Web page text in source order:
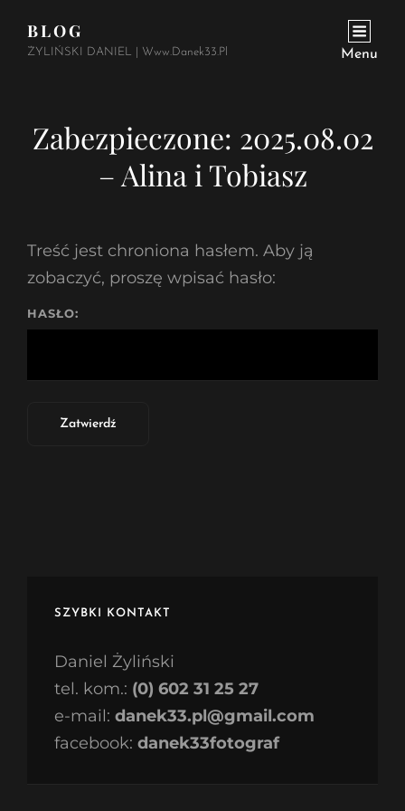
BLOG
ŻYLIŃSKI DANIEL | Www.danek33.pl Menu
Zabezpieczone: 2025.08.02
– Alina i Tobiasz
Treść jest chroniona hasłem. Aby ją
zobaczyć, proszę wpisać hasło:
HASŁO:
SZYBKI KONTAKT
Daniel Żyliński
tel. kom.: (0) 602 31 25 27
e-mail: danek33.pl@gmail.com
facebook: danek33fotograf